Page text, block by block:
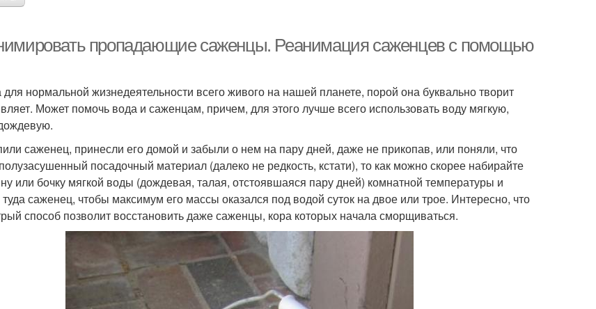
пропадающие саженцы. Реанимация саженцев с помощью
нормальной жизнедеятельности всего живого на нашей планете, порой она буквально творит
Может помочь вода и саженцам, причем, для этого лучше всего использовать воду мягкую,
саженец, принесли его домой и забыли о нем на пару дней, даже не прикопав, или поняли, что
посадочный материал (далеко не редкость, кстати), то как можно скорее набирайте
или бочку мягкой воды (дождевая, талая, отстоявшаяся пару дней) комнатной температуры и
туда саженец, чтобы максимум его массы оказался под водой суток на двое или трое. Интересно, что
способ позволит восстановить даже саженцы, кора которых начала сморщиваться.